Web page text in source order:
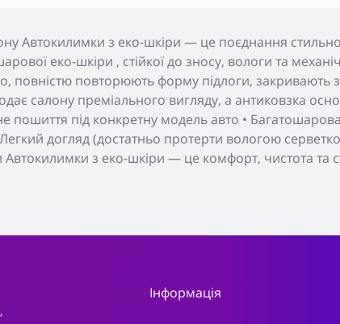
Автокилимки з еко-шкіри — це поєднання
еко-шкіри , стійкої до зносу, вологи та
повністю повторюють форму підлоги, закривають
салону преміального вигляду, а антиковзка
пошиття під конкретну модель авто •
догляд (достатньо протерти вологою
Автокилимки з еко-шкіри — це комфорт, чистота та
Інформація